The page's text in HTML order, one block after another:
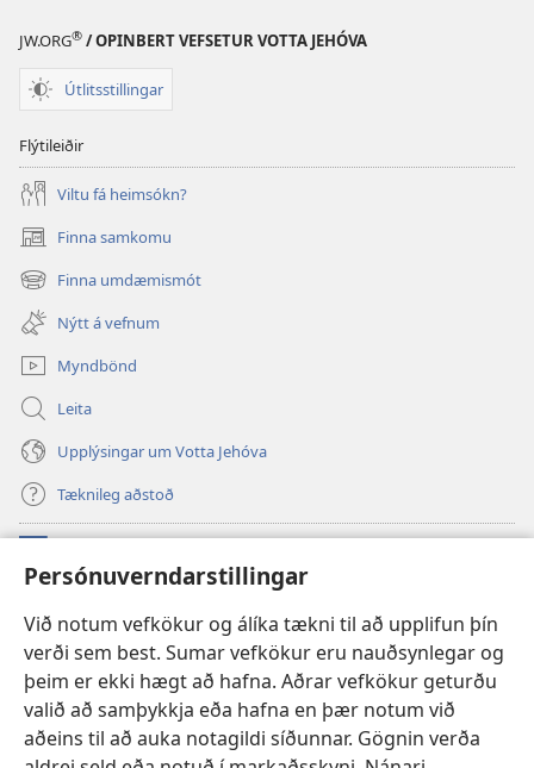
Persónuverndarstillingar
Við notum vefkökur og álíka tækni til að upplifun þín
verði sem best. Sumar vefkökur eru nauðsynlegar og
þeim er ekki hægt að hafna. Aðrar vefkökur geturðu
valið að samþykkja eða hafna en þær notum við
aðeins til að auka notagildi síðunnar. Gögnin verða
JW.ORG® / OPINBERT VEFSETUR VOTTA JEHÓVA
Útlitsstillingar
Flýtileiðir
Viltu fá heimsókn?
Finna samkomu
(opnast
í
nýjum
glugga)
Finna umdæmismót
(opnast
nýjum
glugga)
Nýtt á vefnum
Myndbönd
Leita
Upplýsingar um Votta Jehóva
Tæknileg aðstoð
(opnast
glugga)
VEFBÓKASAFN Varðturnsins
(opnast
nýjum
glugga)
JW Hub
(opnast
nýjum
glugga)
JW Library -appið